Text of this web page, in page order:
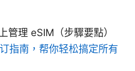
理 eSIM（步驟要點）
指南，帮你轻松搞定所有